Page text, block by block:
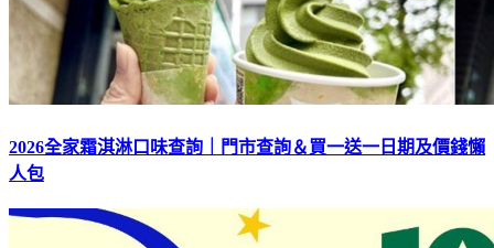
2026全家霜淇淋口味查詢｜門市查詢＆買一送一日期及價錢懶
人包